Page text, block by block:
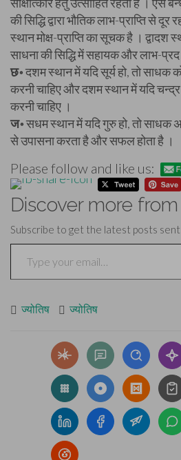
की सिद्धि द्वारा भौतिक लाभ-प्राप्ति से दूर
स्थान मोक्ष-प्राप्ति का सूचक है । द्वादश
साधना की सिद्धि में सहायक और लाभ-प्रद
छ॰दशम स्थान में यदि सूर्य हो, तो साधक
करनी चाहिए और दशम स्थान में यदि चन्द्र
करनी चाहिए ।
ज॰सधम स्थान में यदि गुरु हो, तो साधक
से उपासना करता है और सफल होता है ।
Please follow and like us:
Discover more
Subscribe to get the latest posts
Type your email…
ज्योतिष ज्योतिष